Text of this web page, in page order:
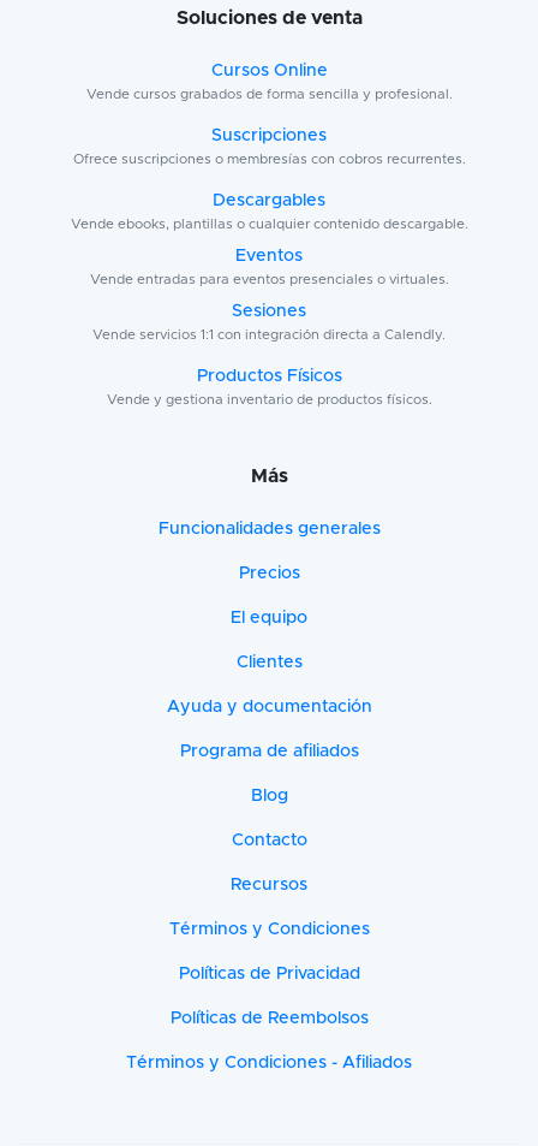
Soluciones de venta
Cursos Online
Vende cursos grabados de forma sencilla y profesional.
Suscripciones
Ofrece suscripciones o membresías con cobros recurrentes.
Descargables
Vende ebooks, plantillas o cualquier contenido descargable.
Eventos
Vende entradas para eventos presenciales o virtuales.
Sesiones
Vende servicios 1:1 con integración directa a Calendly.
Productos Físicos
Vende y gestiona inventario de productos físicos.
Más
Funcionalidades generales
Precios
El equipo
Clientes
Ayuda y documentación
Programa de afiliados
Blog
Contacto
Recursos
Términos y Condiciones
Políticas de Privacidad
Políticas de Reembolsos
Términos y Condiciones - Afiliados